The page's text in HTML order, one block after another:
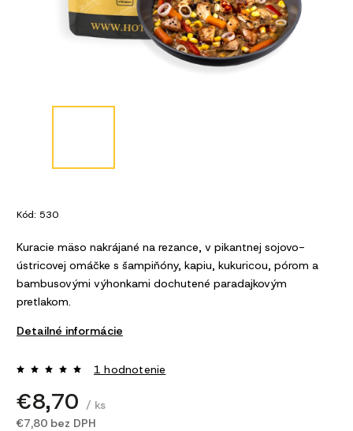
Kód: 530
Kuracie mäso nakrájané na rezance, v pikantnej sojovo-
ústricovej omáčke s šampiňóny, kapiu, kukuricou, pórom a
bambusovými výhonkami dochutené paradajkovým
pretlakom.
Detailné informácie
1 hodnotenie
€8,70
/ ks
€7,80 bez DPH